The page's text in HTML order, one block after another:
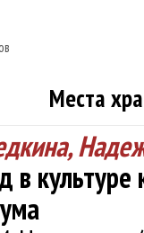
Места
в культуре